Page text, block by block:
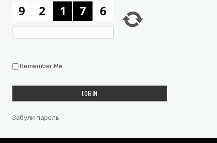
Remember Me
Забули пароль